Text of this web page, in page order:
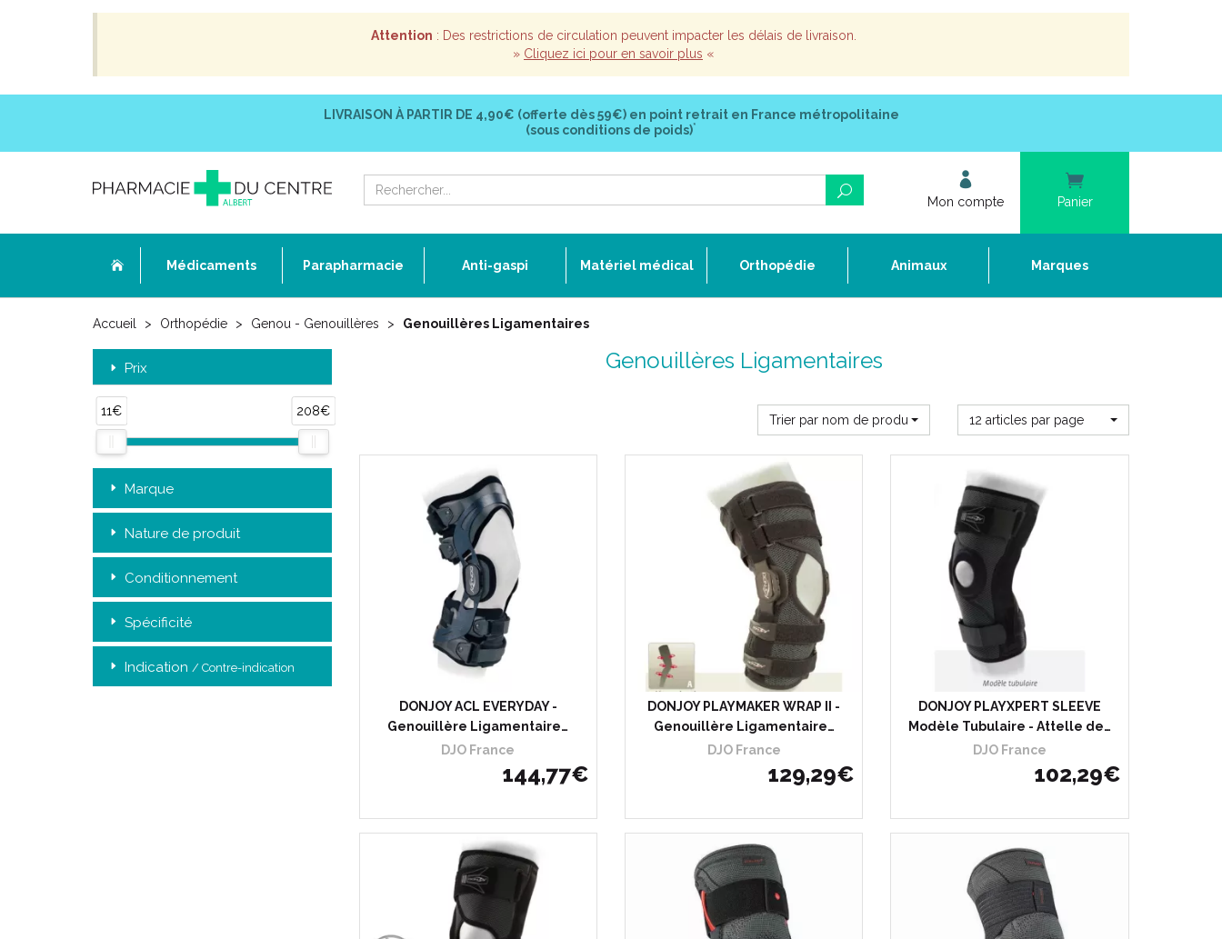
Attention : Des restrictions de circulation peuvent impacter les délais de livraison.
» Cliquez ici pour en savoir plus «
LIVRAISON À PARTIR DE 4,90€ (offerte dès 59€) en point retrait en France métropolitaine
(sous conditions de poids)*
Mon compte Panier
Médicaments Parapharmacie Anti-gaspi Matériel médical Orthopédie Animaux Marques
Accueil Orthopédie Genou - Genouillères Genouillères Ligamentaires
Prix
11€ 208€
Marque
Nature de produit
Conditionnement
Spécificité
Indication / Contre-indication
Genouillères Ligamentaires
Trier par nom de produit 12 articles par page
DONJOY ACL EVERYDAY -
Genouillère Ligamentaire…
DJO France
144,77€
DONJOY PLAYMAKER WRAP II -
Genouillère Ligamentaire…
DJO France
129,29€
Choisir J’achète
DONJOY PLAYXPERT SLEEVE
Modèle Tubulaire - Attelle de…
DJO France
102,29€